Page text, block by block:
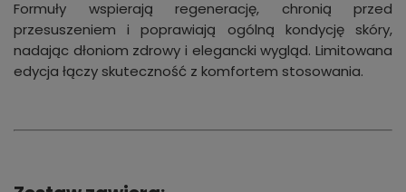
Formuły wspierają regenerację, chronią przed
przesuszeniem i poprawiają ogólną kondycję skóry,
nadając dłoniom zdrowy i elegancki wygląd. Limitowana
edycja łączy skuteczność z komfortem stosowania.